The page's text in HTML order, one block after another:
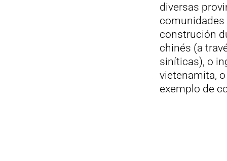
diversas
construción
chinés (a
siníticas), o
vietenamita,
exemplo de